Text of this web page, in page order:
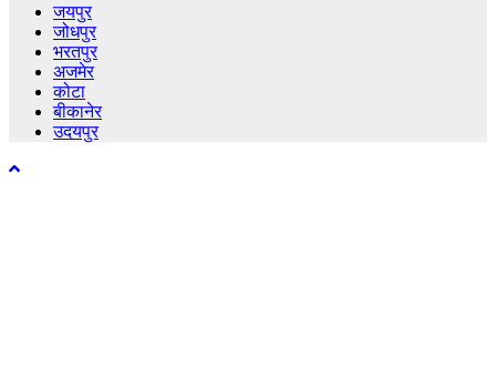
जयपुर
जोधपुर
भरतपुर
अजमेर
कोटा
बीकानेर
उदयपुर